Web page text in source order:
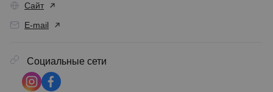
Сайт
E-mail
Социальные сети